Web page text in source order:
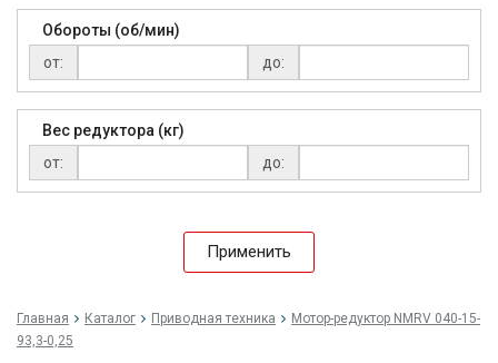
Обороты (об/мин)
от:
до:
Вес редуктора (кг)
от:
до:
Применить
Главная Каталог Приводная техника
Мо­тор-ре­дук­тор NMRV 040-15-
93,3-0,25